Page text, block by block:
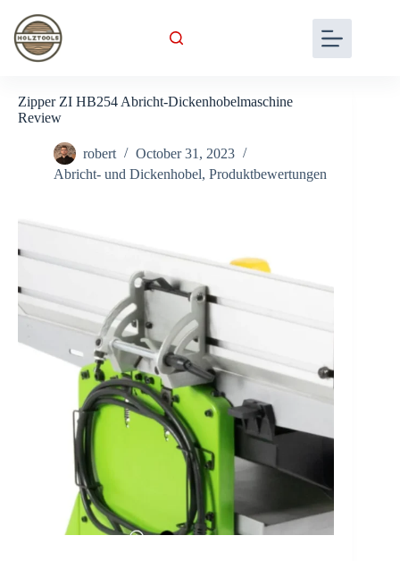
content
Zipper ZI HB254 Abricht-Dickenhobelmaschine
Review
robert
October 31, 2023
Abricht- und Dickenhobel, Produktbewertungen